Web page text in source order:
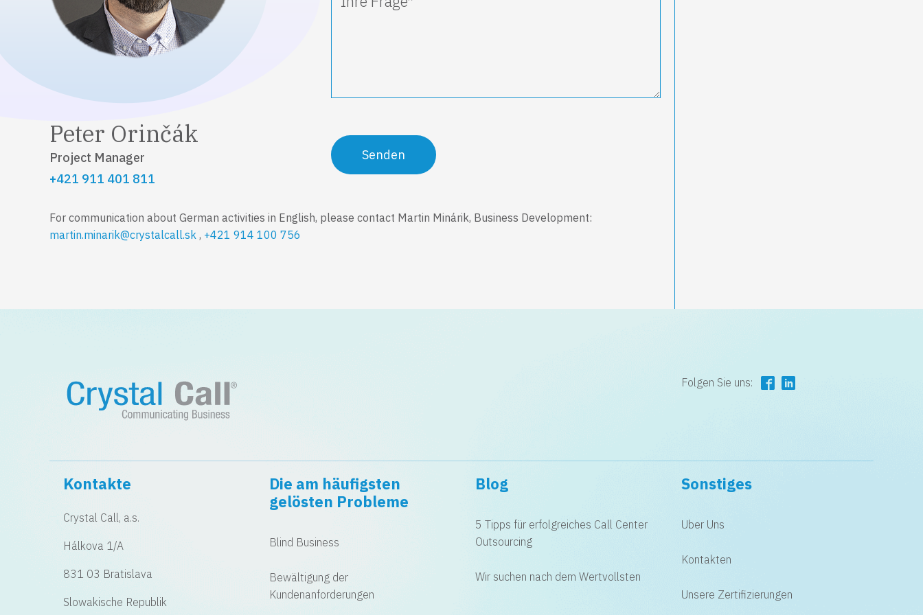
Peter Orinčák
Project Manager
+421 911 401 811
For communication about German activities in English, please contact Martin Minárik, Business Development:
martin.minarik@crystalcall.sk , +421 914 100 756
Folgen Sie uns:
Kontakte
Crystal Call, a.s.
Hálkova 1/A
831 03 Bratislava
Slowakische Republik
Die am häufigsten
gelösten Probleme
Blind Business
Bewältigung der
Kundenanforderungen
Blog
5 Tipps für erfolgreiches Call Center
Outsourcing
Wir suchen nach dem Wertvollsten
Sonstiges
Uber Uns
Kontakten
Unsere Zertifizierungen